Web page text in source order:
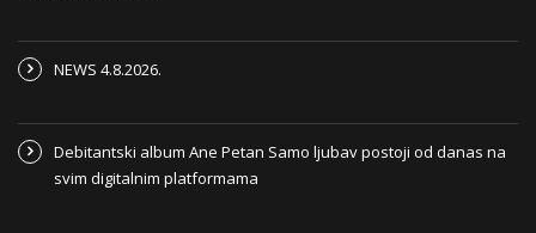
NEWS 4.8.2026.
Debitantski album Ane Petan Samo ljubav postoji od danas na
svim digitalnim platformama